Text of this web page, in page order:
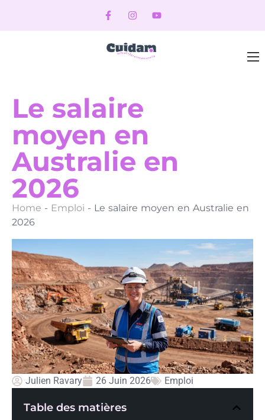
Le salaire
moyen en
Australie en
2026
Home - Emploi - Le salaire moyen en Australie en
2026
Julien Ravary 26 Juin 2026 Emploi
Table des matières